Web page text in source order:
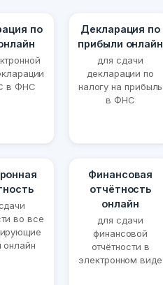
по
в ФНС
Декларация по
прибыли онлайн
для сдачи
декларации по
налогу на прибыль
в ФНС
во все
онлайн
Финансовая
отчётность
онлайн
для сдачи
финансовой
отчётности в
электронном виде